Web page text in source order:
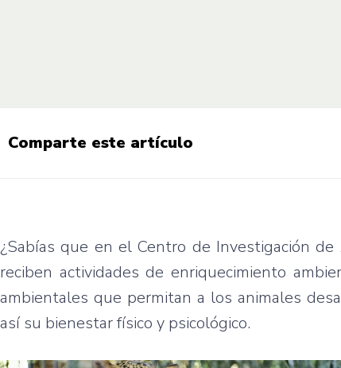
Comparte este artículo
¿Sabías que en el Centro de Investigación
reciben actividades de enriquecimiento
ambientales que permitan a los animales
así su bienestar físico y psicológico.